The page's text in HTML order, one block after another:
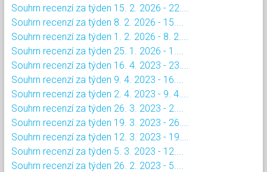
Souhrn recenzí za týden 15. 2. 2026 - 22....
Souhrn recenzí za týden 8. 2. 2026 - 15....
Souhrn recenzí za týden 1. 2. 2026 - 8. 2....
Souhrn recenzí za týden 25. 1. 2026 - 1....
Souhrn recenzí za týden 16. 4. 2023 - 23....
Souhrn recenzí za týden 9. 4. 2023 - 16....
Souhrn recenzí za týden 2. 4. 2023 - 9. 4....
Souhrn recenzí za týden 26. 3. 2023 - 2....
Souhrn recenzí za týden 19. 3. 2023 - 26....
Souhrn recenzí za týden 12. 3. 2023 - 19....
Souhrn recenzí za týden 5. 3. 2023 - 12....
Souhrn recenzí za týden 26. 2. 2023 - 5....